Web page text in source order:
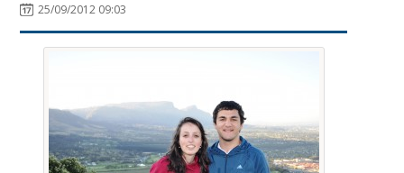
25/09/2012 09:03